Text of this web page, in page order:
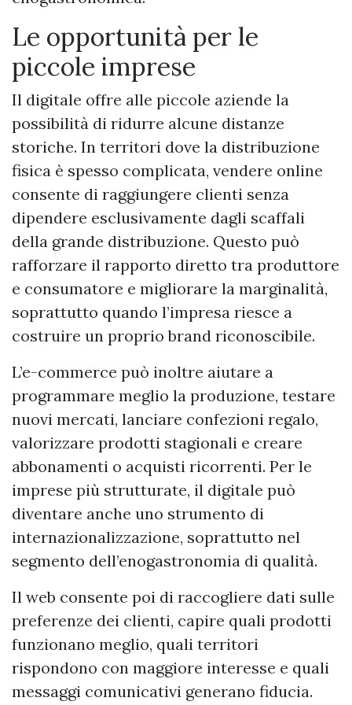
Le opportunità per le
piccole imprese
Il digitale offre alle piccole aziende la
possibilità di ridurre alcune distanze
storiche. In territori dove la distribuzione
fisica è spesso complicata, vendere online
consente di raggiungere clienti senza
dipendere esclusivamente dagli scaffali
della grande distribuzione. Questo può
rafforzare il rapporto diretto tra produttore
e consumatore e migliorare la marginalità,
soprattutto quando l’impresa riesce a
costruire un proprio brand riconoscibile.
L’e-commerce può inoltre aiutare a
programmare meglio la produzione, testare
nuovi mercati, lanciare confezioni regalo,
valorizzare prodotti stagionali e creare
abbonamenti o acquisti ricorrenti. Per le
imprese più strutturate, il digitale può
diventare anche uno strumento di
internazionalizzazione, soprattutto nel
segmento dell’enogastronomia di qualità.
Il web consente poi di raccogliere dati sulle
preferenze dei clienti, capire quali prodotti
funzionano meglio, quali territori
rispondono con maggiore interesse e quali
messaggi comunicativi generano fiducia.